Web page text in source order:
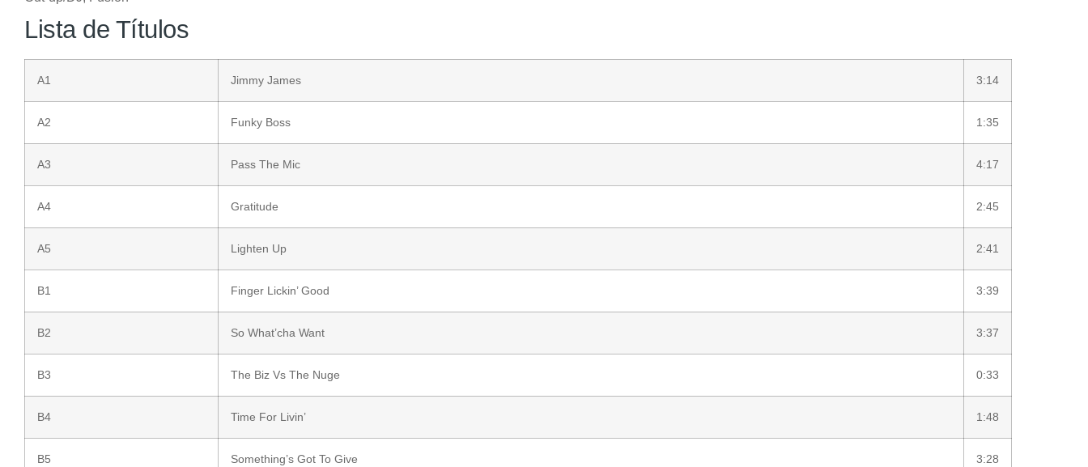
Lista de Títulos
A1 Jimmy James 3:14
A2 Funky Boss 1:35
A3 Pass The Mic 4:17
A4 Gratitude 2:45
A5 Lighten Up 2:41
B1 Finger Lickin’ Good 3:39
B2 So What’cha Want 3:37
B3 The Biz Vs The Nuge 0:33
B4 Time For Livin’ 1:48
B5 Something’s Got To Give 3:28